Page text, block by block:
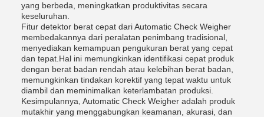
yang berbeda, meningkatkan produktivitas secara
keseluruhan.
Fitur detektor berat cepat dari Automatic Check Weigher
membedakannya dari peralatan penimbang tradisional,
menyediakan kemampuan pengukuran berat yang cepat
dan tepat.Hal ini memungkinkan identifikasi cepat produk
dengan berat badan rendah atau kelebihan berat badan,
memungkinkan tindakan korektif yang tepat waktu untuk
diambil dan meminimalkan keterlambatan produksi.
Kesimpulannya, Automatic Check Weigher adalah produk
mutakhir yang menggabungkan keamanan, akurasi, dan